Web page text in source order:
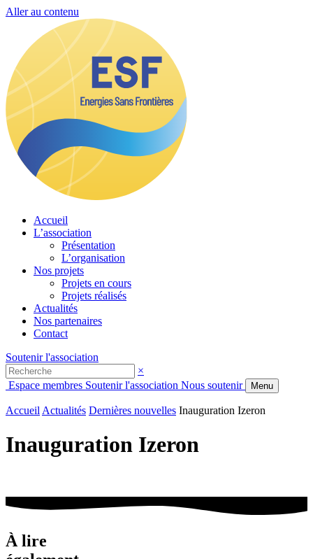
Aller au contenu
Accueil
L’association
Présentation
L’organisation
Nos projets
Projets en cours
Projets réalisés
Actualités
Nos partenaires
Contact
Soutenir l'association
×
Espace membres Soutenir l'association Nous soutenir Menu
Accueil Actualités Dernières nouvelles Inauguration Izeron
Inauguration Izeron
À lire